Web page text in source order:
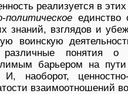
реализуется в
политическое единство
знаний, взглядов и
воинскую
понятия о
барьером на
И, наоборот,
взаимоотношений